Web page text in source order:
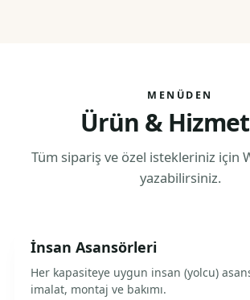
MENÜDEN
Ürün &
Tüm sipariş ve özel istekleriniz için
yazabilirsiniz.
İnsan Asansörleri
Her kapasiteye uygun insan (yolcu)
imalat, montaj ve bakımı.